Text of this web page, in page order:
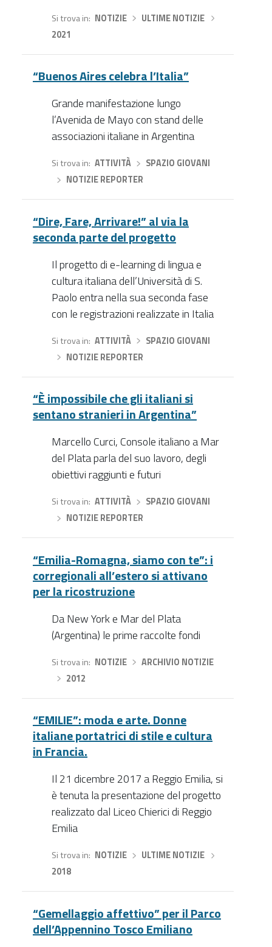
Si trova in NOTIZIE› ULTIME NOTIZIE
2021
“Buenos Aires celebra l’Italia”
Grande manifestazione lungo
l’Avenida de Mayo con stand delle
associazioni italiane in Argentina
Si trova in ATTIVITÀ›
SPAZIO GIOVANI
NOTIZIE REPORTER
“Dire, Fare, Arrivare!” al via la
seconda parte del progetto
Il progetto di e-learning di lingua e
cultura italiana dell’Università di S.
Paolo entra nella sua seconda fase
con le registrazioni realizzate in Italia
Si trova in ATTIVITÀ›
SPAZIO GIOVANI
NOTIZIE REPORTER
“È impossibile che gli italiani si
sentano stranieri in Argentina”
Marcello Curci, Console italiano a Mar
del Plata parla del suo lavoro, degli
obiettivi raggiunti e futuri
Si trova in ATTIVITÀ›
SPAZIO GIOVANI
NOTIZIE REPORTER
“Emilia-Romagna, siamo con te”: i
corregionali all’estero si attivano
per la ricostruzione
Da New York e Mar del Plata
(Argentina) le prime raccolte fondi
Si trova in NOTIZIE›
ARCHIVIO NOTIZIE
2012
“EMILIE”: moda e arte. Donne
italiane portatrici di stile e cultura
in Francia.
Il 21 dicembre 2017 a Reggio Emilia, si
è tenuta la presentazione del progetto
realizzato dal Liceo Chierici di Reggio
Emilia
Si trova in NOTIZIE› ULTIME NOTIZIE
2018
“Gemellaggio affettivo” per il Parco
dell’Appennino Tosco Emiliano